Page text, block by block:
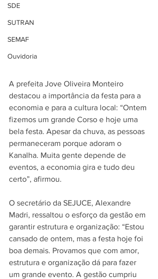
SDE
SUTRAN
SEMAF
Ouvidoria
A prefeita Jove Oliveira Monteiro
destacou a importância da festa para a
economia e para a cultura local: “Ontem
fizemos um grande Corso e hoje uma
bela festa. Apesar da chuva, as pessoas
permaneceram porque adoram o
Kanalha. Muita gente depende de
eventos, a economia gira e tudo deu
certo”, afirmou.
O secretário da SEJUCE, Alexandre
Madri, ressaltou o esforço da gestão em
garantir estrutura e organização: “Estou
cansado de ontem, mas a festa hoje foi
boa demais. Provamos que com amor,
estrutura e organização dá para fazer
um grande evento. A gestão cumpriu